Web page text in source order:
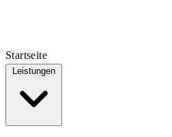
Startseite